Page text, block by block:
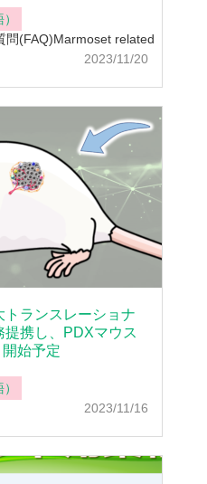
2023/11/20
問(FAQ)Marmoset related
2023/11/16
トランスレーショナ
提携し、PDXマウス
始予定